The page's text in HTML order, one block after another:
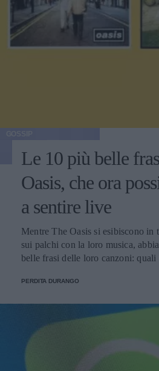
Le 10 più belle
Oasis, che ora
a sentire live
Mentre The Oasis si esibiscono in
sui palchi con la loro musica,
belle frasi delle loro canzoni: quali
PERDITA DURANGO